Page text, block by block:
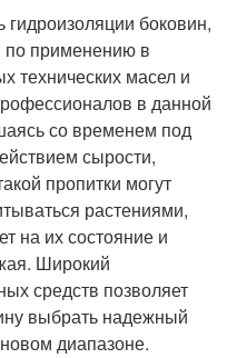
боковин,
по применению в
технических масел и
в данной
со временем под
сырости,
пропитки могут
растениями,
на их состояние и
Широкий
средств позволяет
выбрать надежный
диапазоне.